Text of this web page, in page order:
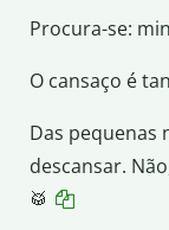
Procura-se:
O cansaço é
Das pequenas
descansar.
🥁